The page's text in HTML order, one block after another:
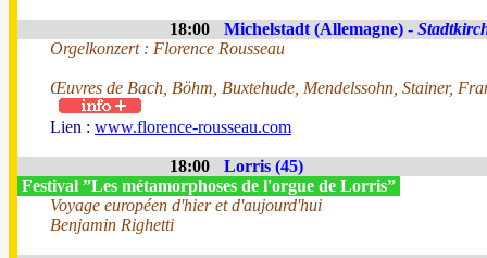
18:00 Michelstadt (Allemagne) -
Orgelkonzert : Florence Rousseau
Œuvres de Bach, Böhm, Buxtehude, Mendelssohn, Stainer,
Lien : www.florence-rousseau.com
18:00
Lorris (45)
Festival ”Les métamorphoses de l'orgue de Lorris”
Voyage européen d'hier et d'aujourd'hui
Benjamin Righetti